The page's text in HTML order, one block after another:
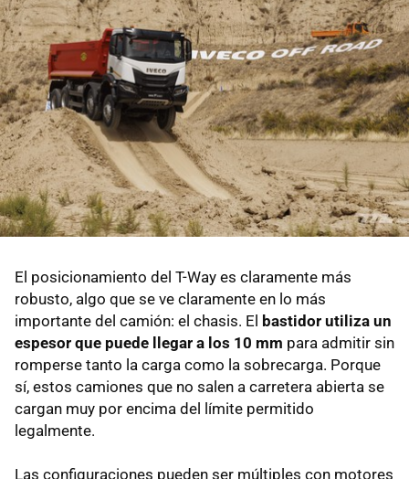
El posicionamiento del T-Way es claramente más
robusto, algo que se ve claramente en lo más
importante del camión: el chasis. El bastidor utiliza un
espesor que puede llegar a los 10 mm para admitir sin
romperse tanto la carga como la sobrecarga. Porque
sí, estos camiones que no salen a carretera abierta se
cargan muy por encima del límite permitido
legalmente.
Las configuraciones pueden ser múltiples con motores